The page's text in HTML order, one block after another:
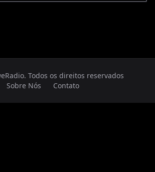
Todos os direitos reservados
Sobre Nós
Contato